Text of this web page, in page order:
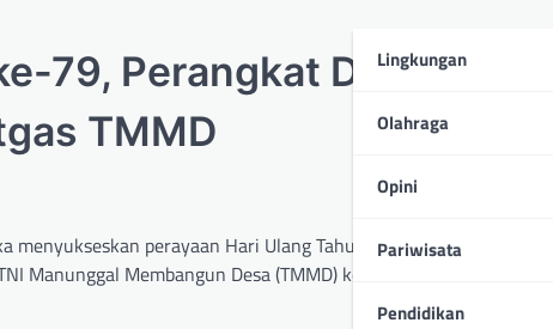
Lingkungan
Olahraga
Opini
Pariwisata
Pendidikan
79, Perangkat Desa Suka
TMMD
menyukseskan perayaan Hari Ulang Tahun (HUT) Republik
Manunggal Membangun Desa (TMMD) ke-121 Kodim 0415/